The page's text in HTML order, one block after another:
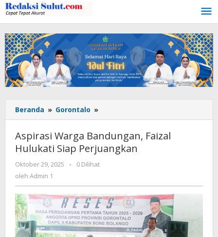
Lewati
ke
konten
Beranda » Gorontalo »
Warga
Bandungan,
Faizal
Hulukati
Aspirasi Warga Bandungan, Faizal
Hulukati Siap Perjuangkan
Oktober 29, 2025
oleh
-
0 Dilihat
oleh Admin 1